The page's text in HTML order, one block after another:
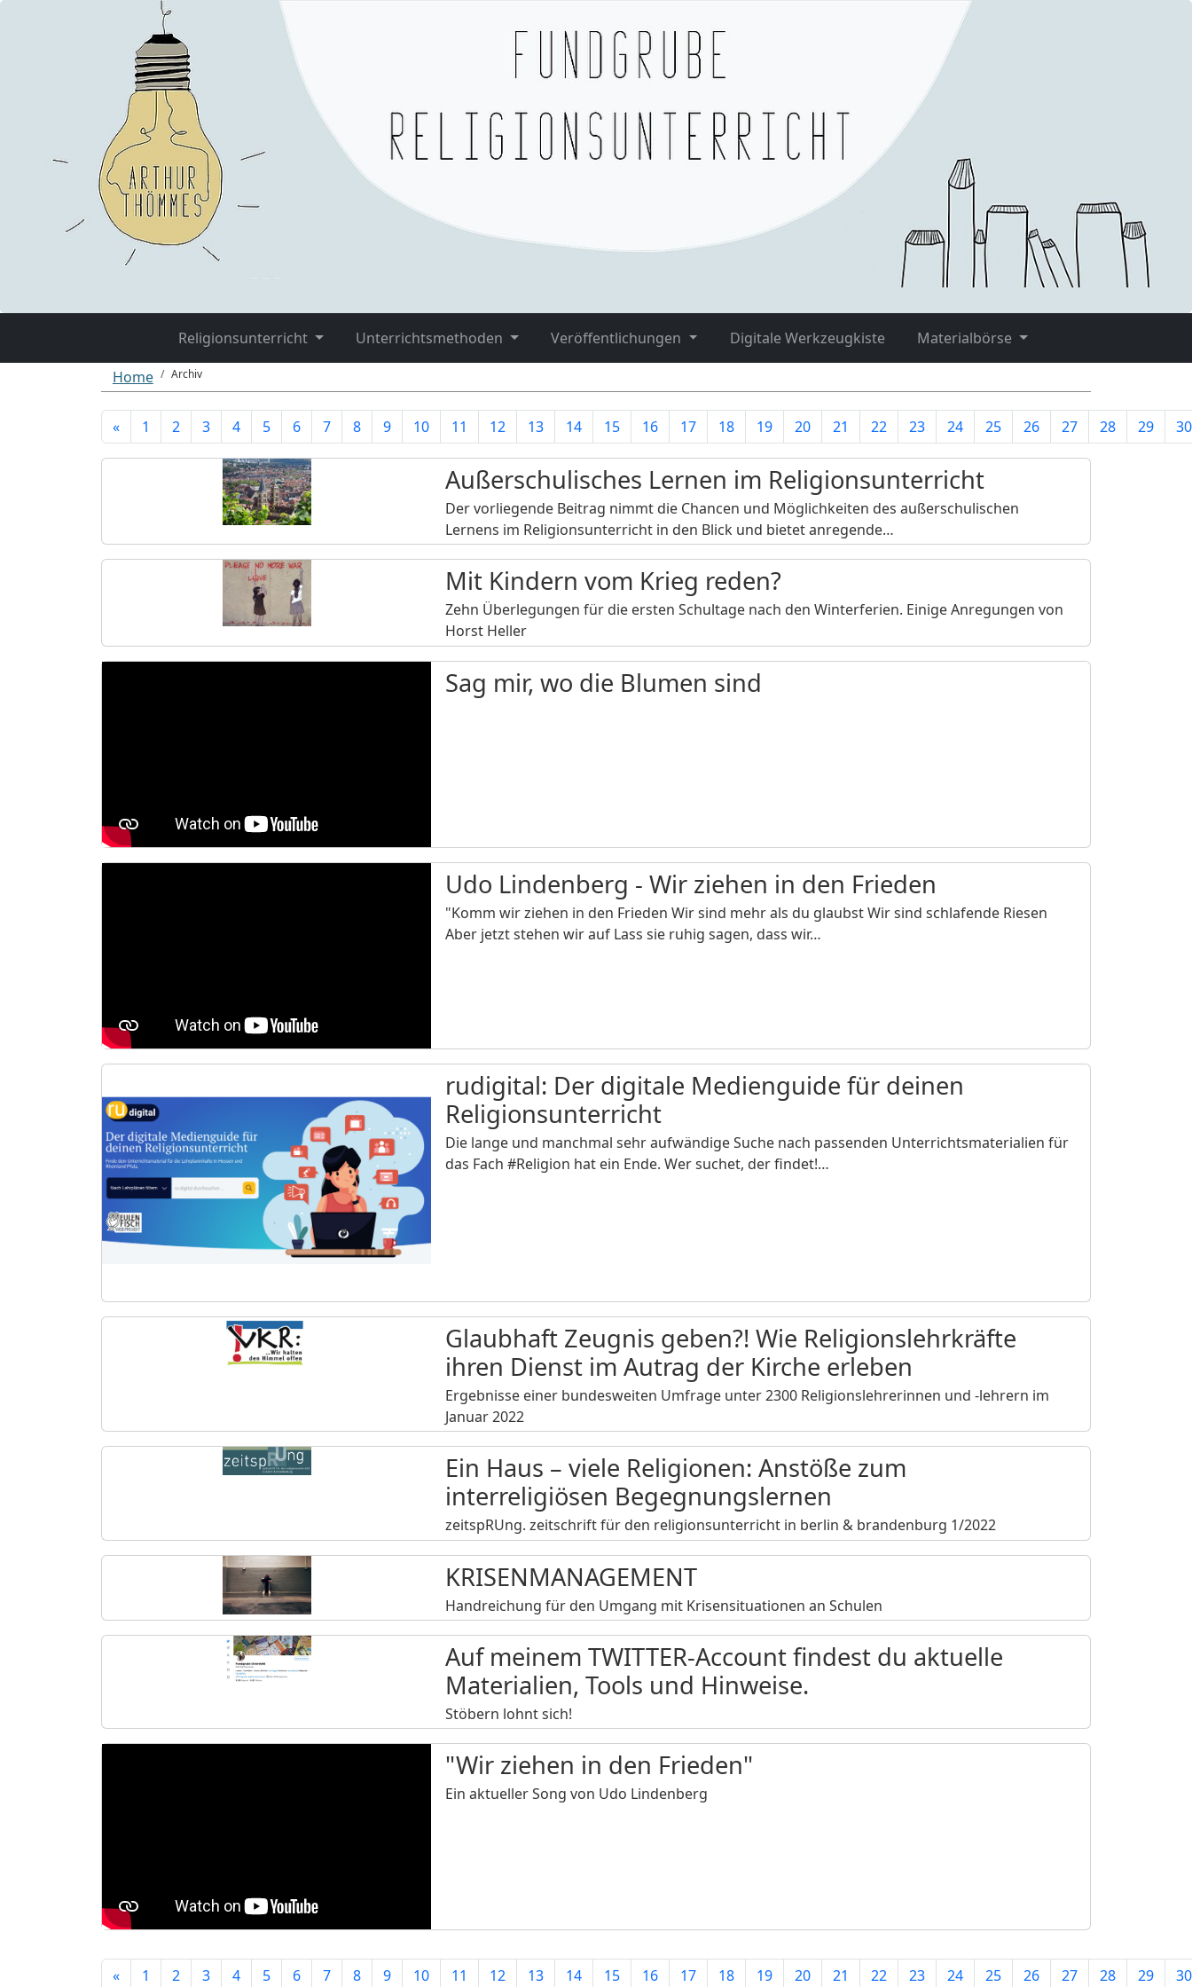
Religionsunterricht Unterrichtsmethoden Veröffentlichungen Digitale Werkzeugkiste
Materialbörse
Home
Archiv
« 1 2 3 4 5 6 7 8 9 10 11 12 13 14 15 16 17 18 19 20 21 22 23 24 25 26 27 28 29 30
Außerschulisches Lernen im Religionsunterricht
Der vorliegende Beitrag nimmt die Chancen und Möglichkeiten des außerschulischen
Lernens im Religionsunterricht in den Blick und bietet anregende…
Mit Kindern vom Krieg reden?
Zehn Überlegungen für die ersten Schultage nach den Winterferien. Einige Anregungen von
Horst Heller
Sag mir, wo die Blumen sind
Udo Lindenberg - Wir ziehen in den Frieden
"Komm wir ziehen in den Frieden Wir sind mehr als du glaubst Wir sind schlafende Riesen
Aber jetzt stehen wir auf Lass sie ruhig sagen, dass wir…
rudigital: Der digitale Medienguide für deinen
Religionsunterricht
Die lange und manchmal sehr aufwändige Suche nach passenden Unterrichtsmaterialien für
das Fach #Religion hat ein Ende. Wer suchet, der findet!…
Glaubhaft Zeugnis geben?! Wie Religionslehrkräfte
ihren Dienst im Autrag der Kirche erleben
Ergebnisse einer bundesweiten Umfrage unter 2300 Religionslehrerinnen und -lehrern im
Januar 2022
Ein Haus – viele Religionen: Anstöße zum
interreligiösen Begegnungslernen
zeitspRUng. zeitschrift für den religionsunterricht in berlin & brandenburg 1/2022
KRISENMANAGEMENT
Handreichung für den Umgang mit Krisensituationen an Schulen
Auf meinem TWITTER-Account findest du aktuelle
Materialien, Tools und Hinweise.
Stöbern lohnt sich!
"Wir ziehen in den Frieden"
Ein aktueller Song von Udo Lindenberg
« 1 2 3 4 5 6 7 8 9 10 11 12 13 14 15 16 17 18 19 20 21 22 23 24 25 26 27 28 29 30